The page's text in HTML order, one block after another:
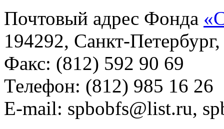
Почтовый адрес Фонда
194292, Санкт-
Факс: (812) 592 90 69
Телефон: (812) 985 16 26
E-mail: spbobfs@list.ru,